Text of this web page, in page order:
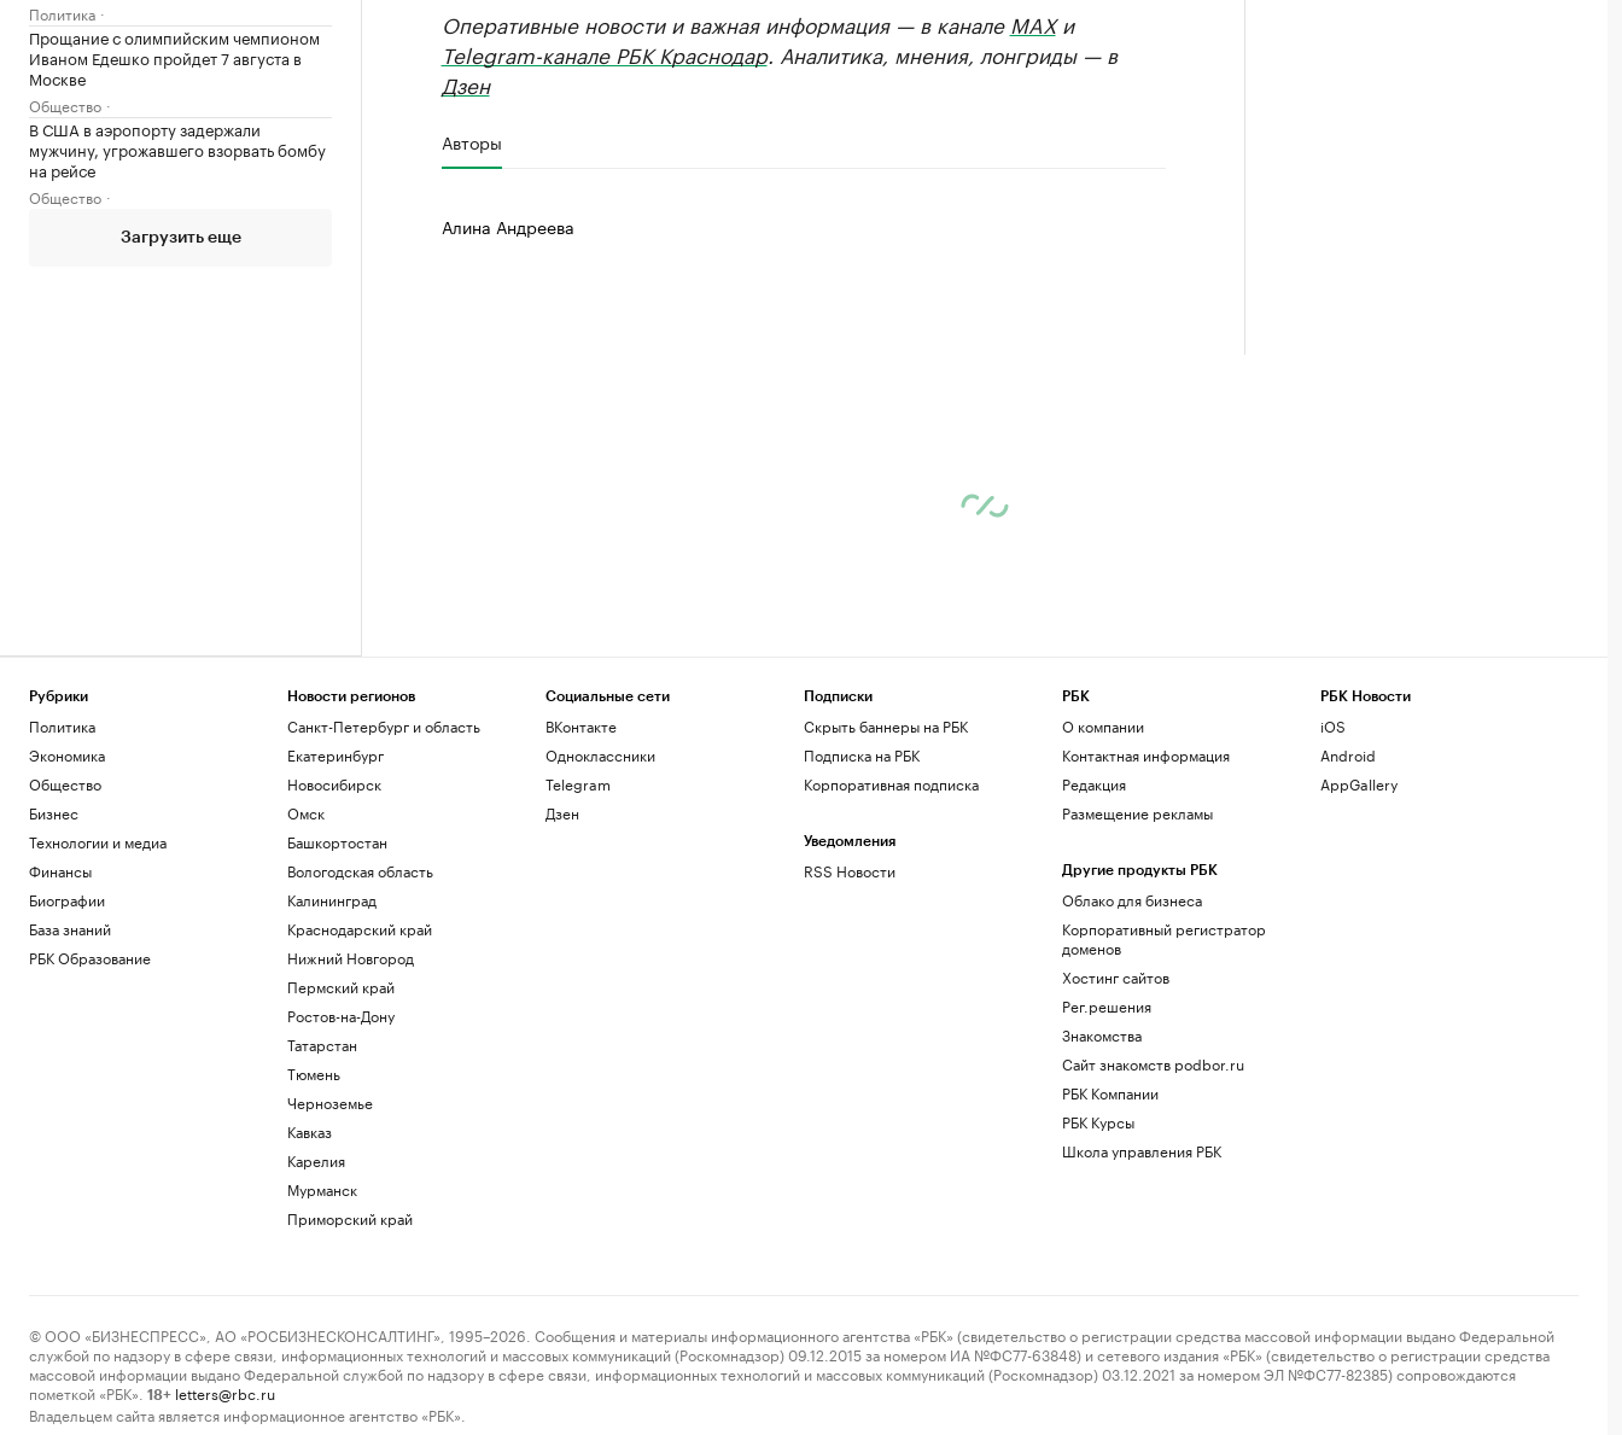
Политика
Прощание с олимпийским чемпионом
Иваном Едешко пройдет 7 августа в
Москве
Общество
В США в аэропорту задержали
мужчину, угрожавшего взорвать бомбу
на рейсе
Общество
Загрузить еще
Оперативные новости и важная информация — в канале MAXи
Telegram-канале РБК Краснодар. Аналитика, мнения, лонгриды — в
Дзен
Авторы
Алина Андреева
Рубрики
Политика
Экономика
Общество
Бизнес
Технологии и медиа
Финансы
Биографии
База знаний
РБК Образование
Новости регионов
Санкт-Петербург и область
Екатеринбург
Новосибирск
Омск
Башкортостан
Вологодская область
Калининград
Краснодарский край
Нижний Новгород
Пермский край
Ростов-на-Дону
Татарстан
Тюмень
Черноземье
Кавказ
Карелия
Мурманск
Приморский край
Социальные сети
ВКонтакте
Одноклассники
Telegram
Дзен
Подписки
Скрыть баннеры на РБК
Подписка на РБК
Корпоративная подписка
Уведомления
RSS Новости
РБК
О компании
Контактная информация
Редакция
Размещение рекламы
Другие продукты РБК
Облако для бизнеса
Корпоративный регистратор
доменов
Хостинг сайтов
Рег.решения
Знакомства
Сайт знакомств podbor.ru
РБК Компании
РБК Курсы
Школа управления РБК
РБК Новости
iOS
Android
AppGallery
© ООО «БИЗНЕСПРЕСС», АО «РОСБИЗНЕСКОНСАЛТИНГ», 1995–2026. Сообщения и материалы информационного агентства «РБК» (свидетельство о регистрации средства массовой информации выдано Федеральной
службой по надзору в сфере связи, информационных технологий и массовых коммуникаций (Роскомнадзор) 09.12.2015 за номером ИА №ФС77-63848) и сетевого издания «РБК» (свидетельство о регистрации средства
массовой информации выдано Федеральной службой по надзору в сфере связи, информационных технологий и массовых коммуникаций (Роскомнадзор) 03.12.2021 за номером ЭЛ №ФС77-82385) сопровождаются
пометкой «РБК».
18+ letters@rbc.ru
Владельцем сайта является информационное агентство «РБК».